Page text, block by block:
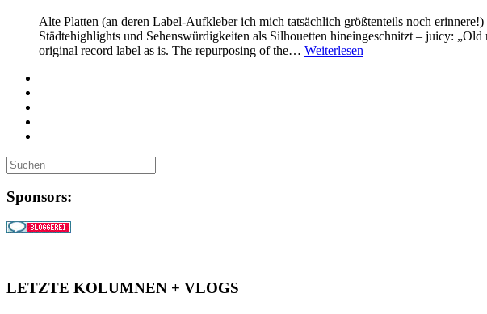
Alte Platten (an deren Label-Aufkleber ich mich tatsächlich größtenteils noch
Städtehighlights und Sehenswürdigkeiten als Silhouetten hineingeschnitzt – juicy:
original record label as is. The repurposing of the… Weiterlesen
Sponsors:
LETZTE KOLUMNEN + VLOGS